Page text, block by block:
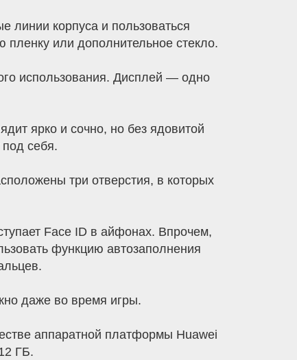
линии корпуса и пользоваться
или дополнительное стекло.
использования. Дисплей — одно
ярко и сочно, но без ядовитой
под себя.
три отверстия, в которых
Face ID в айфонах. Впрочем,
функцию автозаполнения
даже во время игры.
аппаратной платформы Huawei
ГБ.